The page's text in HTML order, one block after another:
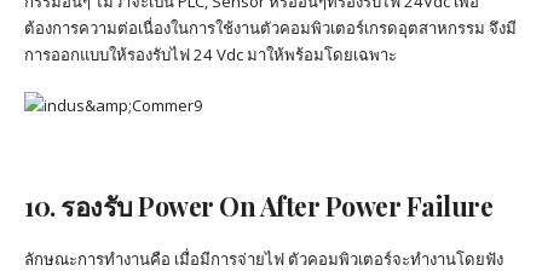
ต้องการความต่อเนื่องในการใช้งานตัวคอมพิวเตอร์เกรดอุตสาหกรรม จึงมี
การออกแบบให้รองรับไฟ 24 Vdc มาให้พร้อมโดยเฉพาะ
10. รองรับ Power On After Power Failure
ลักษณะการทำงานคือ เมื่อมีการจ่ายไฟ ตัวคอมพิวเตอร์จะทำงานโดยฟัง